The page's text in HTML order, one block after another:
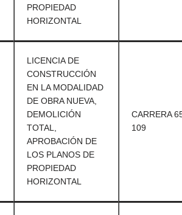
PROPIEDAD
HORIZONTAL
LICENCIA DE
CONSTRUCCIÓN
EN LA MODALIDAD
DE OBRA NUEVA,
DEMOLICIÓN
TOTAL,
APROBACIÓN DE
LOS PLANOS DE
PROPIEDAD
HORIZONTAL
CARRERA
109